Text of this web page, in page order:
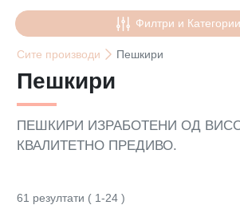
Филтри и Категории
Сите производи Пешкири
Пешкири
ПЕШКИРИ ИЗРАБОТЕНИ ОД
КВАЛИТЕТНО ПРЕДИВО.
61 резултати ( 1-24 )